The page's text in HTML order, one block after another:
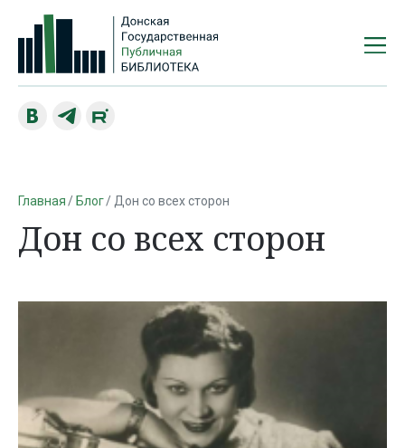
Главная Блог Дон со всех сторон
Дон со всех сторон